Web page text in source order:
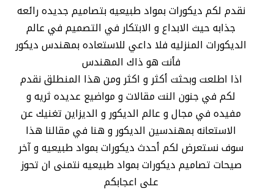
نقدم لكم ديكورات بمواد طبيعيه بتصاميم جديده رائعه
جذابه حيث الابداع و الابتكار في التصميم في عالم
الديكورات المنزليه فلا داعي للاستعاده بمهندس ديكور
فأنت هو ذاك المهندس
اذا اطلعت وبحثت أكثر و اكثر ومن هذا المنطلق نقدم
لكم في جنون النت مقالات و مواضيع عديده ثريه و
مفيده في مجال و عالم الديكور و الديزاين تغنيك عن
الاستعانه بمهندسين الديكور و هنا في مقالنا هذا
سوف نستعرض لكم أحدث ديكورات بمواد طبيعيه و آخر
صيحات تصاميم ديكورات بمواد طبيعيه نتمنى ان تحوز
على اعجابكم